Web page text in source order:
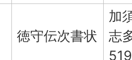
徳守伝次書状
加
志